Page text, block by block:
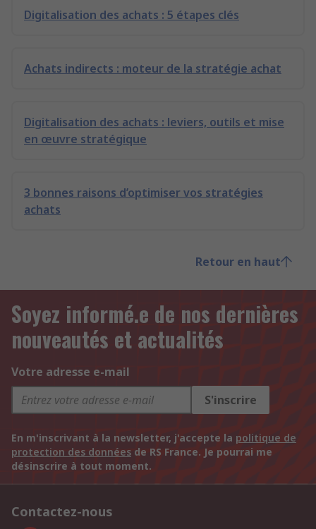
Digitalisation des achats : 5 étapes clés
Achats indirects : moteur de la stratégie achat
Digitalisation des achats : leviers, outils et mise
en œuvre stratégique
3 bonnes raisons d’optimiser vos stratégies
achats
Retour en haut
Soyez informé.e de nos dernières
nouveautés et actualités
Votre adresse e-mail
S'inscrire
En m'inscrivant à la newsletter, j'accepte la politique de
protection des données de RS France. Je pourrai me
désinscrire à tout moment.
Contactez-nous